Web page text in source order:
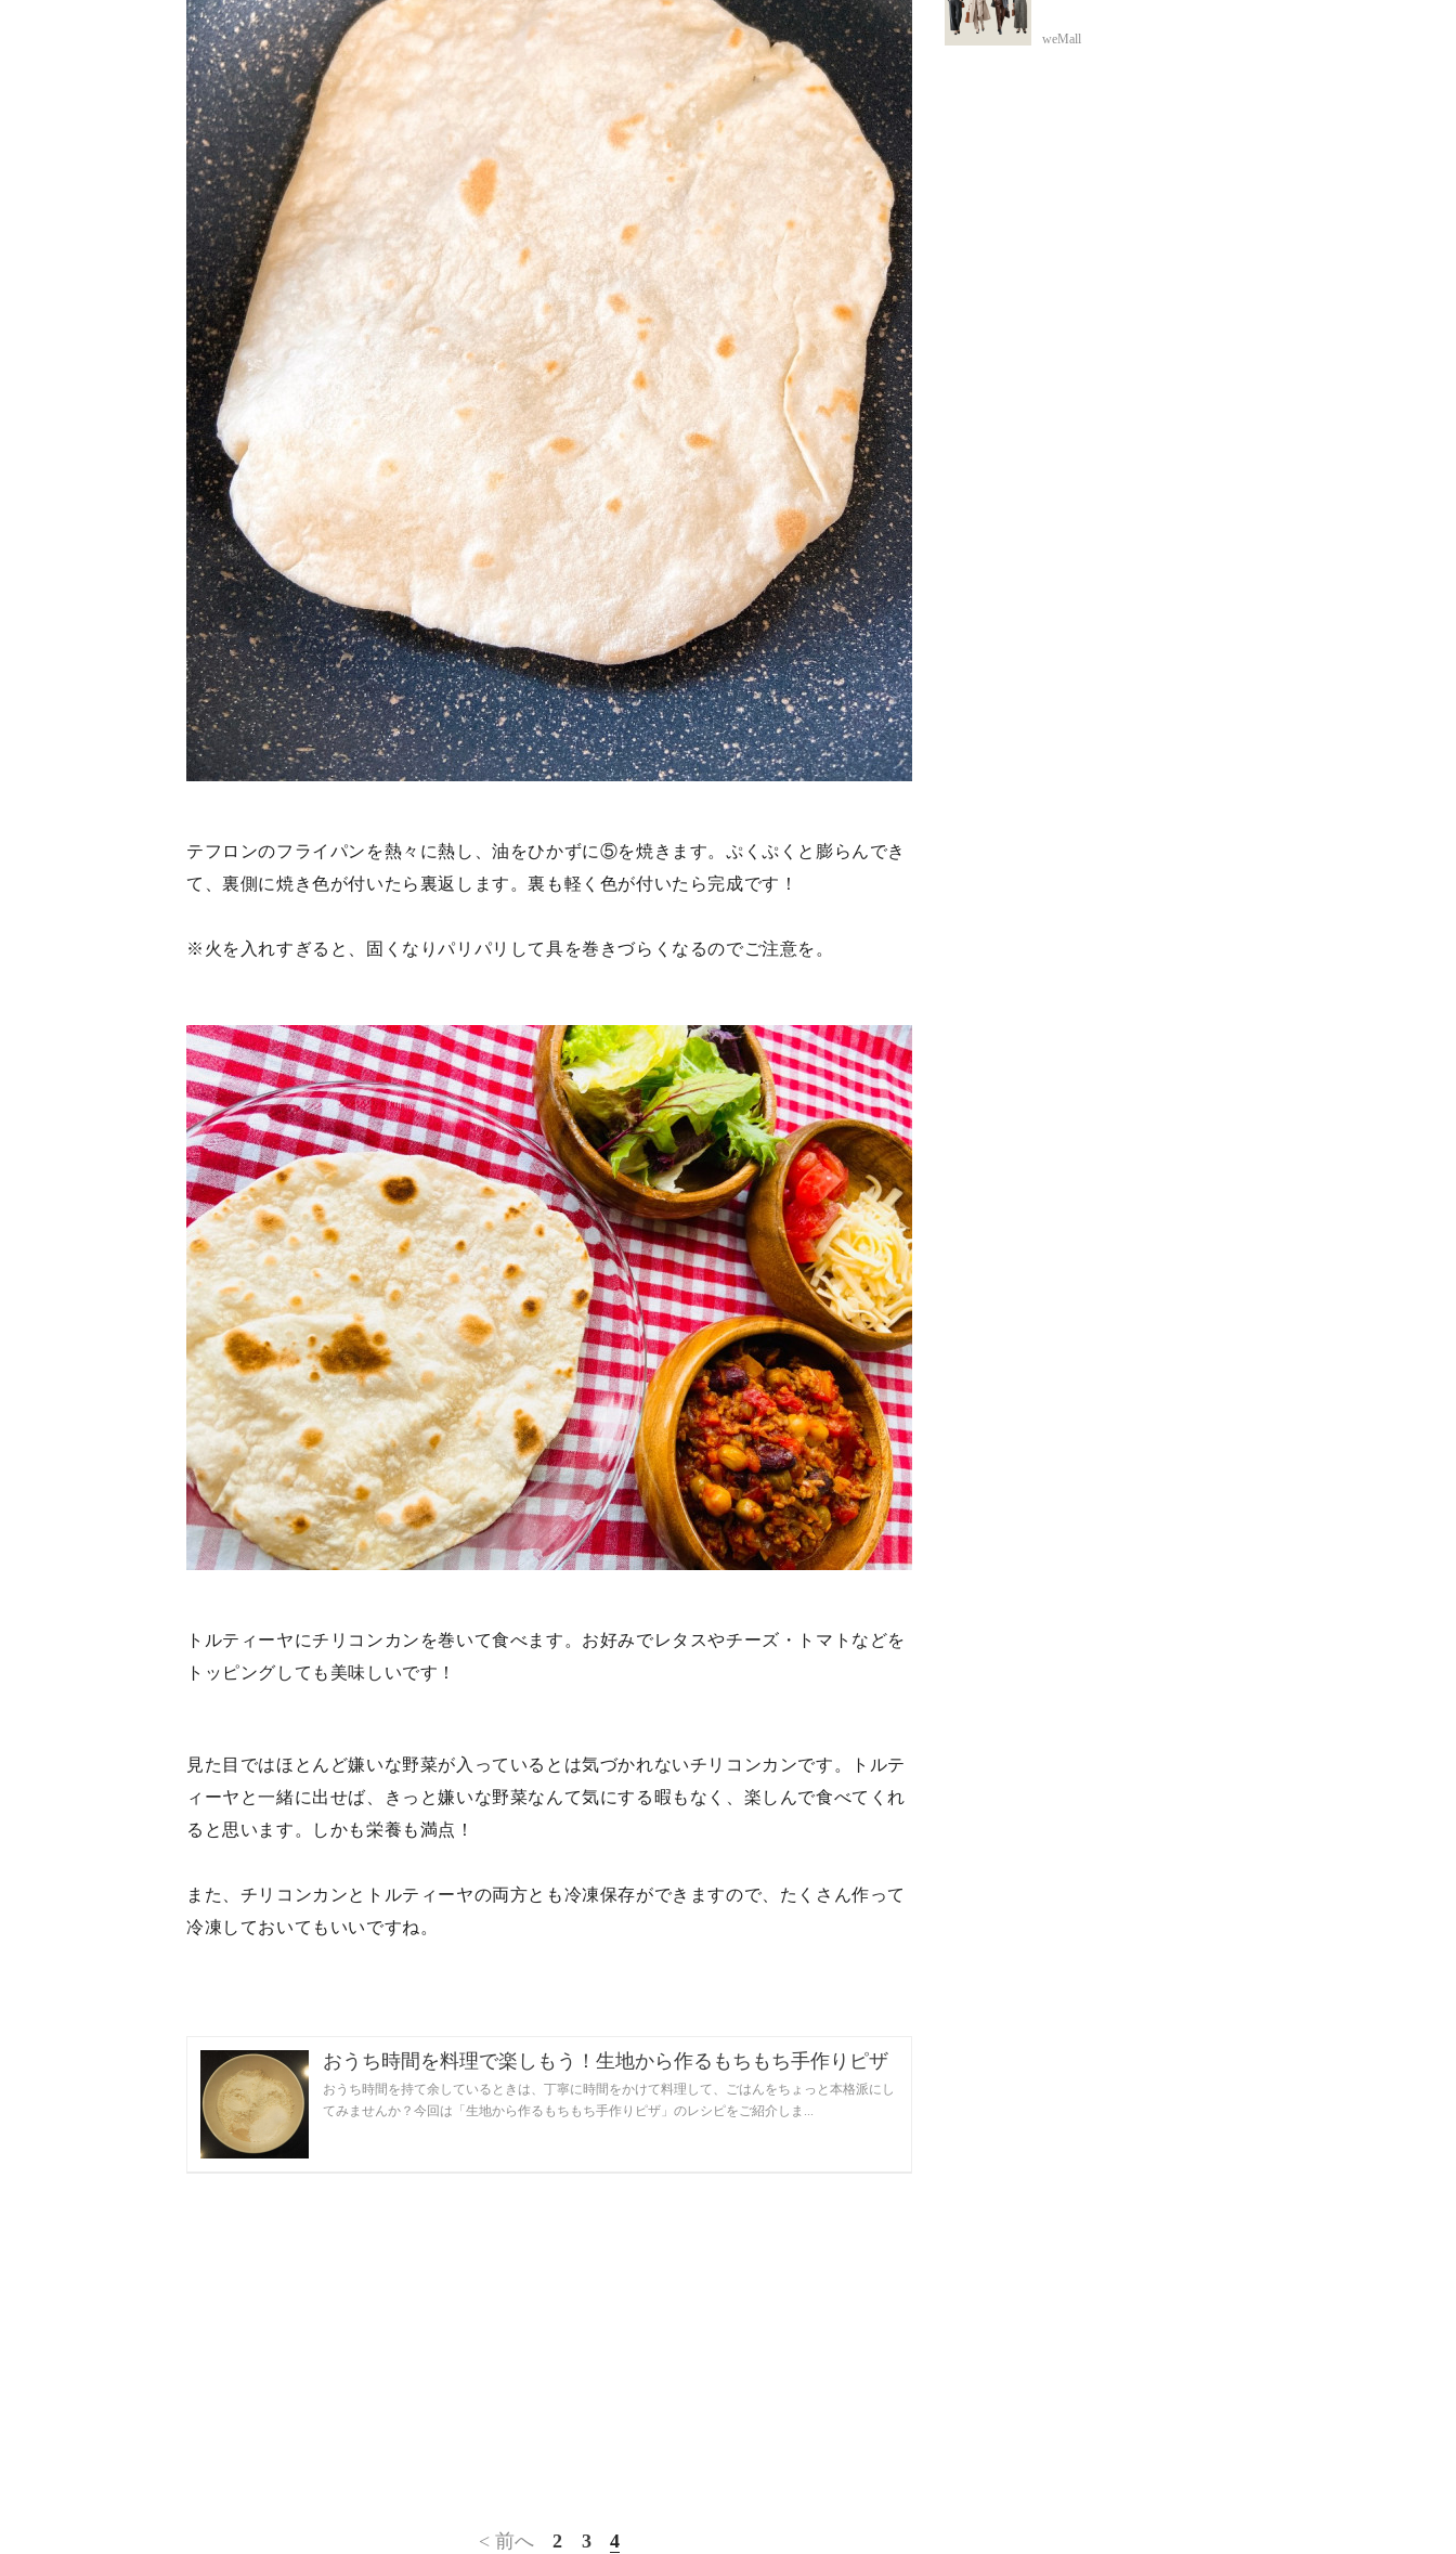
テフロンのフライパンを熱々に熱し、油をひかずに⑤を焼きます。ぷくぷくと膨らんでき
て、裏側に焼き色が付いたら裏返します。裏も軽く色が付いたら完成です！
※火を入れすぎると、固くなりパリパリして具を巻きづらくなるのでご注意を。
トルティーヤにチリコンカンを巻いて食べます。お好みでレタスやチーズ・トマトなどを
トッピングしても美味しいです！
見た目ではほとんど嫌いな野菜が入っているとは気づかれないチリコンカンです。トルテ
ィーヤと一緒に出せば、きっと嫌いな野菜なんて気にする暇もなく、楽しんで食べてくれ
ると思います。しかも栄養も満点！
また、チリコンカンとトルティーヤの両方とも冷凍保存ができますので、たくさん作って
冷凍しておいてもいいですね。
おうち時間を料理で楽しもう！生地から作るもちもち手作りピザ
おうち時間を持て余しているときは、丁寧に時間をかけて料理して、ごはんをちょっと本格派にし
てみませんか？今回は「生地から作るもちもち手作りピザ」のレシピをご紹介しま...
< 前へ 2 3 4
weMall